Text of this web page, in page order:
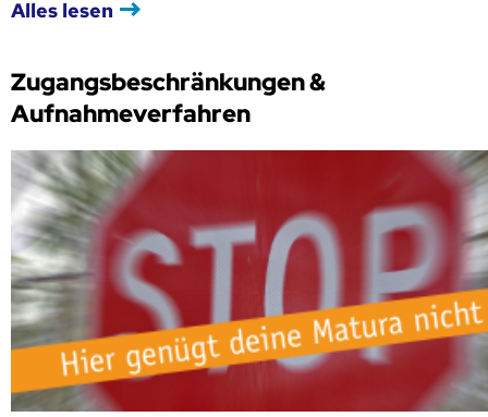
Alles lesen
Zugangsbeschränkungen &
Aufnahmeverfahren